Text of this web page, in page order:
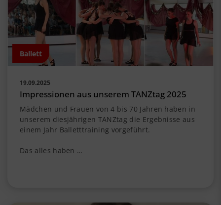
Ballett
19.09.2025
Impressionen aus unserem TANZtag 2025
Mädchen und Frauen von 4 bis 70 Jahren haben in
unserem diesjährigen TANZtag die Ergebnisse aus
einem Jahr Balletttraining vorgeführt.
Das alles haben …